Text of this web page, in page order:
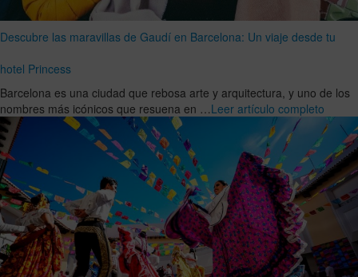
Descubre las maravillas de Gaudí en Barcelona: Un viaje desde tu
hotel Princess
Barcelona es una ciudad que rebosa arte y arquitectura, y uno de los
nombres más icónicos que resuena en …Leer artículo completo